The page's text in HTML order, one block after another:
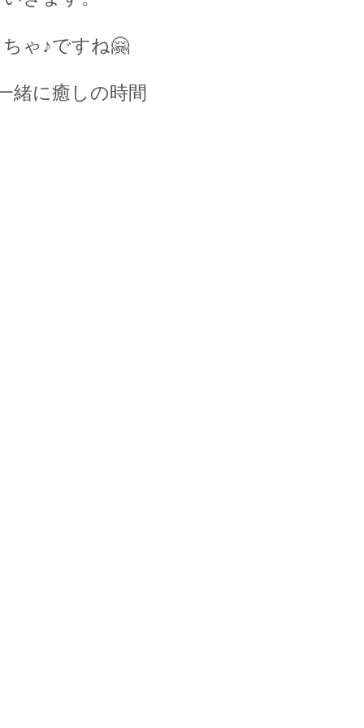
ゃ♪ですね🤗
緒に癒しの時間